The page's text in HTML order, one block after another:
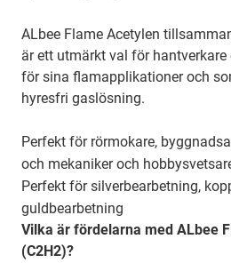
ALbee Flame Acetylen
är ett utmärkt val för
för sina flamapplikationer och
hyresfri gaslösning.
Perfekt för rörmokare,
och mekaniker och
Perfekt för silverbearbetning,
guldbearbetning
Vilka är fördelarna med ALbee
(C2H2)?